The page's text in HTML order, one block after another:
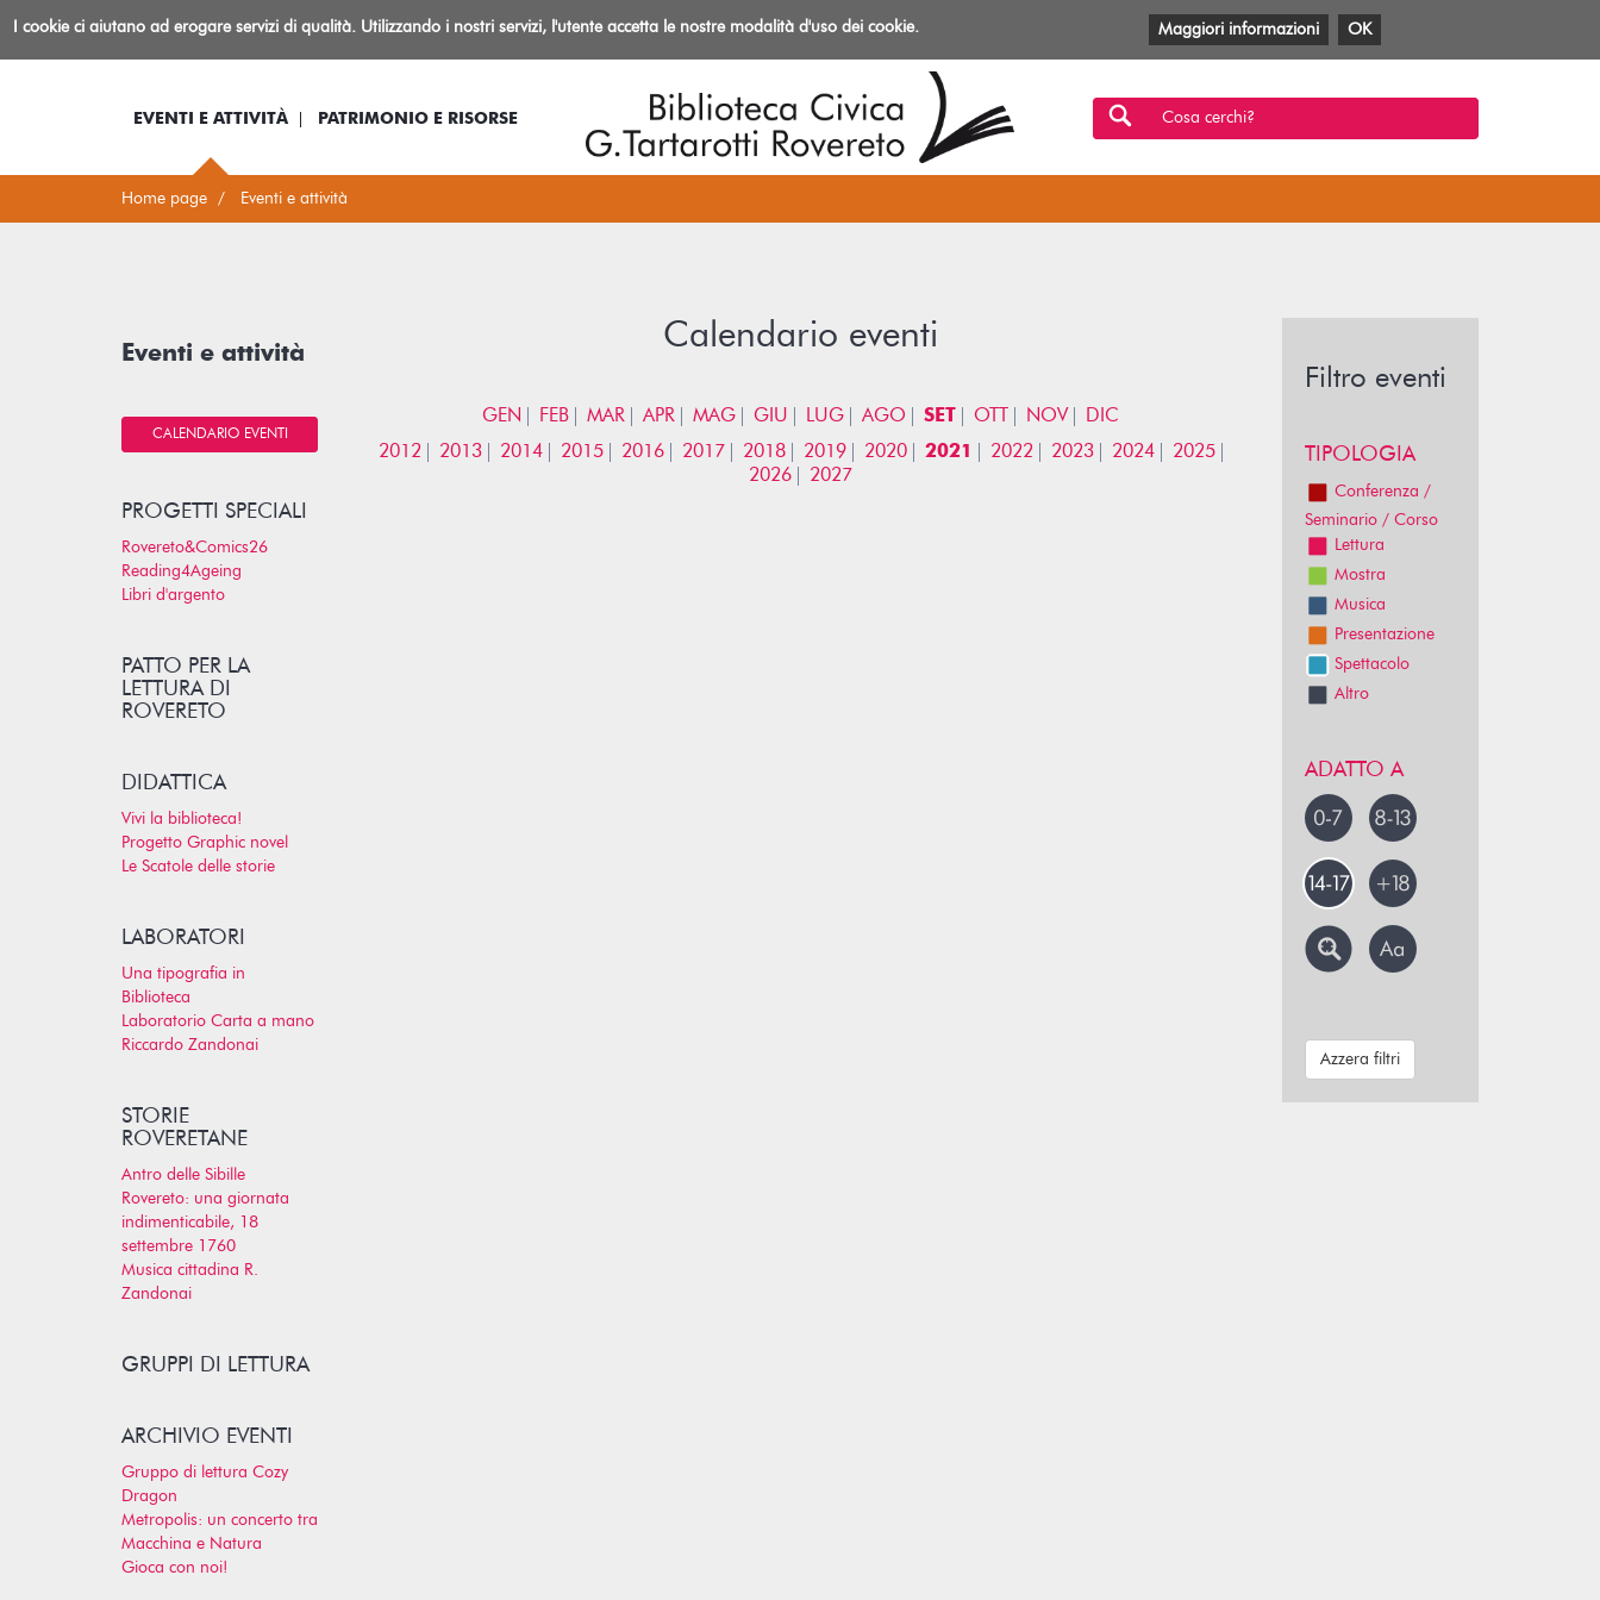
BibliotecaIo sono... Log-in Informazioni
Facebook
TwitterYouTube
Anobii
SBTMlol
EVENTI E ATTIVITÀ PATRIMONIO E RISORSE Cosa cerchi?
Home page Eventi e attività
Calendario eventi
GEN FEB MAR APR MAG GIU LUG AGO SET OTT NOV
DIC
2012
2013 2014 2015 2016 2017 2018 2019 2020 2021 2022 2023 2024
2025
2026
2027
Eventi e attività
CALENDARIO EVENTI
PROGETTI SPECIALI
Rovereto&Comics26
Reading4Ageing
Libri d'argento
PATTO PER LA
LETTURA DI
ROVERETO
DIDATTICA
Vivi la biblioteca!
Progetto Graphic novel
Le Scatole delle storie
LABORATORI
Una tipografia in
Biblioteca
Laboratorio Carta a mano
Riccardo Zandonai
STORIE
ROVERETANE
Antro delle Sibille
Rovereto: una giornata
indimenticabile, 18
settembre 1760
Musica cittadina R.
Zandonai
GRUPPI DI LETTURA
ARCHIVIO EVENTI
Gruppo di lettura Cozy
Dragon
Metropolis: un concerto tra
Macchina e Natura
Gioca con noi!
Filtro eventi
TIPOLOGIA
Conferenza /
Seminario / Corso
Lettura
Mostra
Musica
Presentazione
Spettacolo
Altro
ADATTO A
Azzera filtri
I cookie ci aiutano ad erogare servizi di qualità. Utilizzando i nostri servizi, l'utente accetta le nostre modalità d'uso dei cookie. Maggiori informazioni OK